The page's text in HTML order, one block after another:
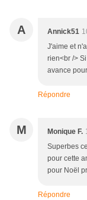
A Annick51
J'aime et
rien<br />
avance
Répondre
M Monique F.
Superbes
pour cette
pour Noël
Répondre